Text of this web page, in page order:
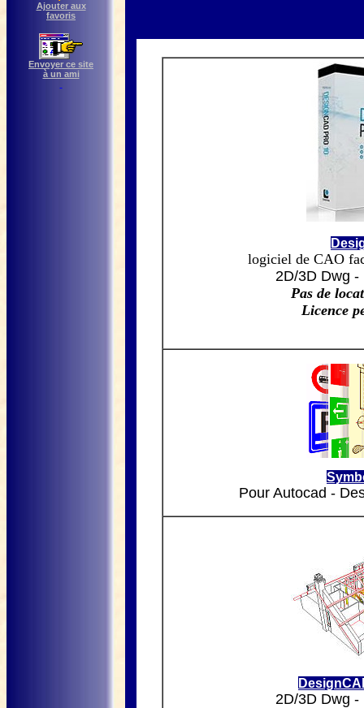
Ajouter aux
favoris
Envoyer ce site
à un ami
logiciel de CAO
2D/3D Dwg -
Pas de
Licence
Pour Autocad -
2D/3D Dwg -